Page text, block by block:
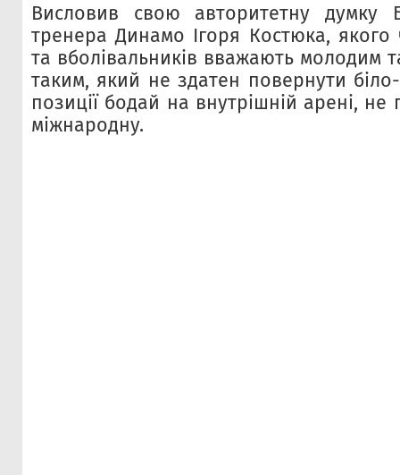
Висловив свою авторитетну думку
тренера Динамо Ігоря Костюка, якого
та вболівальників вважають молодим
таким, який не здатен повернути біло-
позиції бодай на внутрішній арені,
міжнародну.